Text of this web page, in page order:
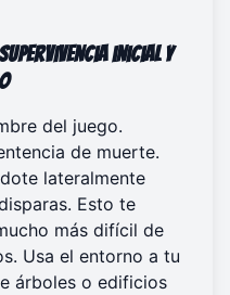
inicial y
del juego.
de muerte.
lateralmente
Esto te
más difícil de
Usa el entorno a tu
árboles o edificios